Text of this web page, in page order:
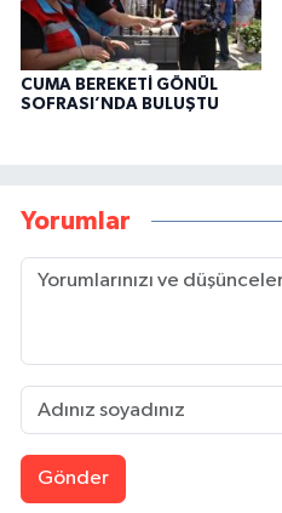
CUMA BEREKETİ GÖNÜL
SOFRASI’NDA BULUŞTU
Yorumlar
Gönder